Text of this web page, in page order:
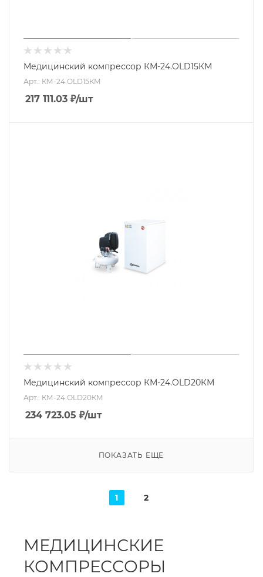
Медицинский компрессор КМ-24.OLD15КМ
Арт.: КМ-24.OLD15КМ
217 111.03 ₽/шт
Медицинский компрессор КМ-24.OLD20КМ
Арт.: КМ-24.OLD20КМ
234 723.05 ₽/шт
ПОКАЗАТЬ ЕЩЕ
1 2
МЕДИЦИНСКИЕ
КОМПРЕССОРЫ